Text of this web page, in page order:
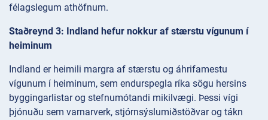
félagslegum athöfnum.
Staðreynd 3: Indland hefur nokkur af stærstu vígunum í
heiminum
Indland er heimili margra af stærstu og áhrifamestu
vígunum í heiminum, sem endurspegla ríka sögu hersins
byggingarlistar og stefnumótandi mikilvægi. Þessi vígi
þjónuðu sem varnarverk, stjórnsýslumiðstöðvar og tákn